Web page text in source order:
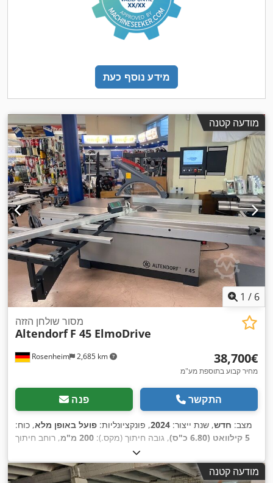
מידע נוסף כעת
מודעה קטנה
1 / 6
Rosenheim 2,685 km
מסור שולחן הזזה
Altendorf F 45 ElmoDrive
‏38,700 ‏€
מחיר קבוע בתוספת מע"מ
פנה התקשר
מצב: חדש, שנת ייצור: 2024, פונקציונליות: פועל באופן מלא, כוח:
5 קילוואט (6.80 כ"ס)
, גובה חיתוך (מקס.): 200 מ"מ
, רוחב חיתוך
, קוטר להב מסור:
3,200 מ"מ
, רוחב חיתוך בגדר מקבילה:1,300 מ"מ
, אורך שולחן
נייד: 3,200 מ"מ , מודעה קטנה